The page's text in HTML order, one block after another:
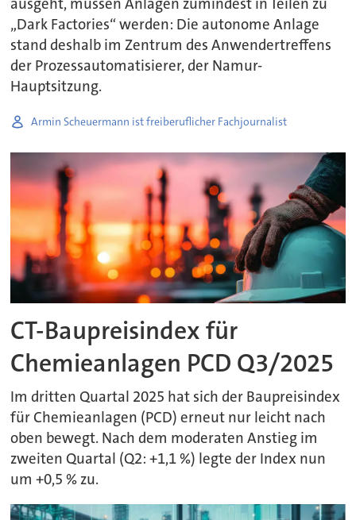
ausgeht, müssen Anlagen zumindest in Teilen zu
„Dark Factories“ werden: Die autonome Anlage
stand deshalb im Zentrum des Anwendertreffens
der Prozessautomatisierer, der Namur-
Hauptsitzung.
Armin Scheuermann ist freiberuflicher Fachjournalist
CT-Baupreisindex für
Chemieanlagen PCD Q3/2025
Im dritten Quartal 2025 hat sich der Baupreisindex
für Chemieanlagen (PCD) erneut nur leicht nach
oben bewegt. Nach dem moderaten Anstieg im
zweiten Quartal (Q2: +1,1 %) legte der Index nun
um +0,5 % zu.